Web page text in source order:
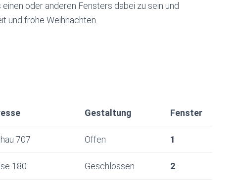
oder anderen Fensters dabei zu sein und
und frohe Weihnachten.
Gestaltung Fenster
707 Offen 1
180 Geschlossen 2